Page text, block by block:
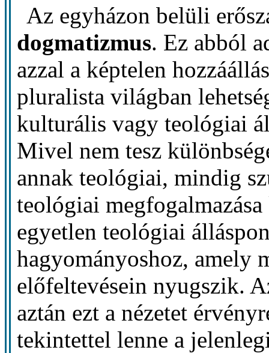
Az egyházon belüli
dogmatizmus. Ez abból
azzal a képtelen
pluralista világban
kulturális vagy teológiai
Mivel nem tesz
annak teológiai, mindig
teológiai
egyetlen teológiai
hagyományoshoz, amely
előfeltevésein nyugszik.
aztán ezt a nézetet
tekintettel lenne a